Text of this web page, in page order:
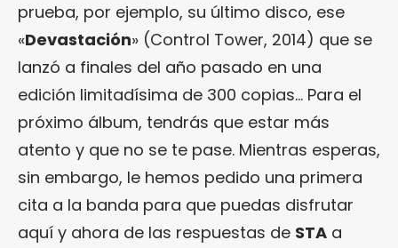
prueba, por ejemplo, su último disco, ese
«Devastación» (Control Tower, 2014) que se
lanzó a finales del año pasado en una
edición limitadísima de 300 copias… Para el
próximo álbum, tendrás que estar más
atento y que no se te pase. Mientras esperas,
sin embargo, le hemos pedido una primera
cita a la banda para que puedas disfrutar
aquí y ahora de las respuestas de STA a